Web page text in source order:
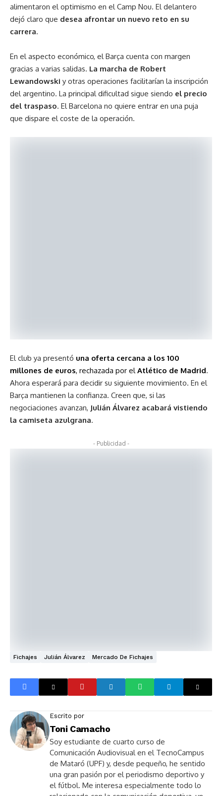
alimentaron el optimismo en el Camp Nou. El delantero
dejó claro que desea afrontar un nuevo reto en su
carrera.
En el aspecto económico, el Barça cuenta con margen
gracias a varias salidas. La marcha de Robert
Lewandowski y otras operaciones facilitarían la inscripción
del argentino. La principal dificultad sigue siendo el precio
del traspaso. El Barcelona no quiere entrar en una puja
que dispare el coste de la operación.
El club ya presentó una oferta cercana a los 100
millones de euros, rechazada por elAtlético de Madrid.
Ahora esperará para decidir su siguiente movimiento. En el
Barça mantienen la confianza. Creen que, si las
negociaciones avanzan, Julián Álvarez acabará vistiendo
la camiseta azulgrana.
- Publicidad -
Fichajes Julián Álvarez Mercado De Fichajes
Escrito por
Toni Camacho
Soy estudiante de cuarto curso de
Comunicación Audiovisual en el TecnoCampus
de Mataró (UPF) y, desde pequeño, he sentido
una gran pasión por el periodismo deportivo y
el fútbol. Me interesa especialmente todo lo